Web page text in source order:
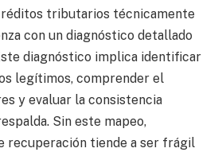
tributarios técnicamente
con un diagnóstico detallado
diagnóstico implica identificar
legítimos, comprender el
y evaluar la consistencia
Sin este mapeo,
recuperación tiende a ser frágil